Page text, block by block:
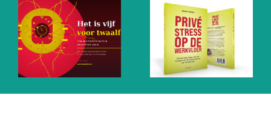
Praktische
visuals m.b.t.
privestress op
de werkvloer
40 massaal
uitvallen op
het werk en
waarom bijna
niemand het
echte